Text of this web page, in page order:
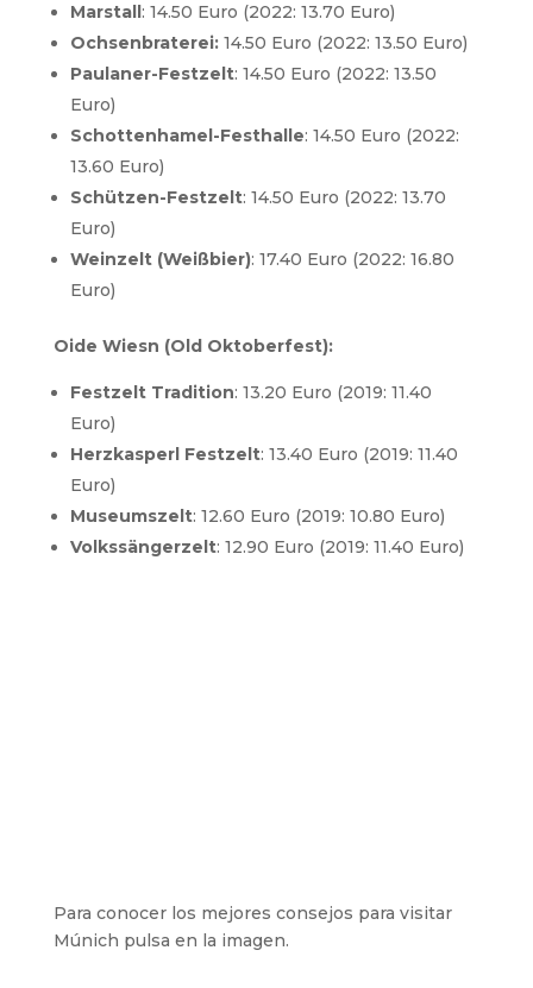
Marstall: 14.50 Euro (2022: 13.70 Euro)
Ochsenbraterei:14.50 Euro (2022: 13.50 Euro)
Paulaner-Festzelt: 14.50 Euro (2022: 13.50
Euro)
Schottenhamel-Festhalle: 14.50 Euro (2022:
13.60 Euro)
Schützen-Festzelt: 14.50 Euro (2022: 13.70
Euro)
Weinzelt (Weißbier): 17.40 Euro (2022: 16.80
Euro)
Oide Wiesn (Old Oktoberfest):
Festzelt Tradition: 13.20 Euro (2019: 11.40
Euro)
Herzkasperl Festzelt: 13.40 Euro (2019: 11.40
Euro)
Museumszelt: 12.60 Euro (2019: 10.80 Euro)
Volkssängerzelt: 12.90 Euro (2019: 11.40 Euro)
Para conocer los mejores consejos para visitar
Múnich pulsa en la imagen.